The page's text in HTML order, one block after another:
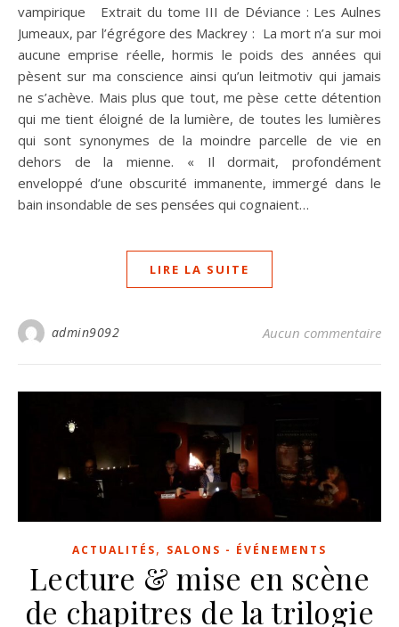
vampirique Extrait du tome III de Déviance : Les Aulnes
Jumeaux, par l’égrégore des Mackrey : La mort n’a sur moi
aucune emprise réelle, hormis le poids des années qui
pèsent sur ma conscience ainsi qu’un leitmotiv qui jamais
ne s’achève. Mais plus que tout, me pèse cette détention
qui me tient éloigné de la lumière, de toutes les lumières
qui sont synonymes de la moindre parcelle de vie en
dehors de la mienne. « Il dormait, profondément
enveloppé d’une obscurité immanente, immergé dans le
bain insondable de ses pensées qui cognaient…
LIRE LA SUITE
admin9092 Aucun commentaire
ACTUALITÉS, SALONS - ÉVÉNEMENTS
Lecture & mise en scène
de chapitres de la trilogie